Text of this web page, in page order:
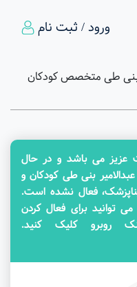
ورود / ثبت نام
بنی طی متخصص کودکان
می باشد و در حال
بنی طی کودکان و
فعال نشده است.
توانید برای فعال کردن
روبرو کلیک کنید.